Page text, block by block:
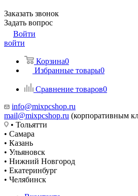
Заказать звонок
Задать вопрос
Войти
войти
Корзина0
Избранные товары0
Сравнение товаров0
info@mixpcshop.ru
mail@mixpcshop.ru (корпоративным
• Тольятти
• Самара
• Казань
• Ульяновск
• Нижний Новгород
• Екатеринбург
• Челябинск